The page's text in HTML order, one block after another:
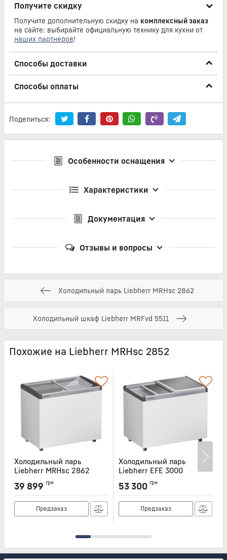
Получите скидку
Получите дополнительную скидку на комплексный заказ
на сайте: выбирайте официальную технику для кухни от
наших партнеров!
Способы доставки
Способы оплаты
Поделиться:
Особенности оснащения
Характеристики
Документация
Отзывы и вопросы
Холодильный ларь Liebherr MRHsc 2862
Холодильный шкаф Liebherr MRFvd 5511
Похожие на Liebherr MRHsc 2852
Холодильный ларь
Liebherr MRHsc 2862
MRHSC2862
39 899 грн
Предзаказ
Холодильный ларь
Liebherr EFE 3000
EFE3000
53 300 грн
Предзаказ